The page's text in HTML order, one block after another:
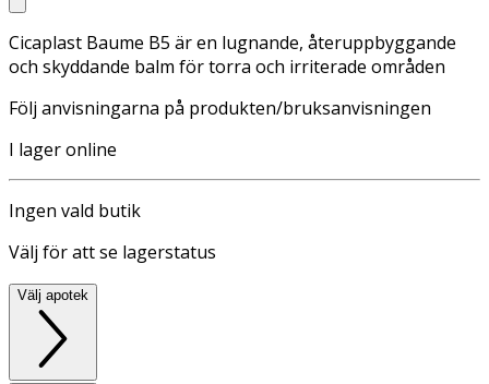
Cicaplast Baume B5 är en lugnande, återuppbyggande
och skyddande balm för torra och irriterade områden
Följ anvisningarna på produkten/bruksanvisningen
I lager online
Ingen vald butik
Välj för att se lagerstatus
Välj apotek